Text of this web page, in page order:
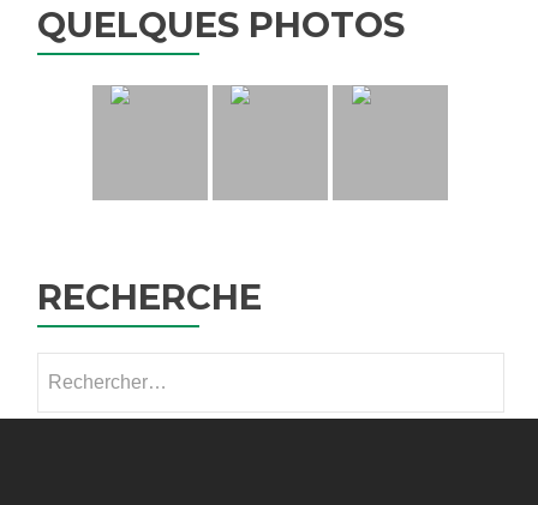
QUELQUES PHOTOS
RECHERCHE